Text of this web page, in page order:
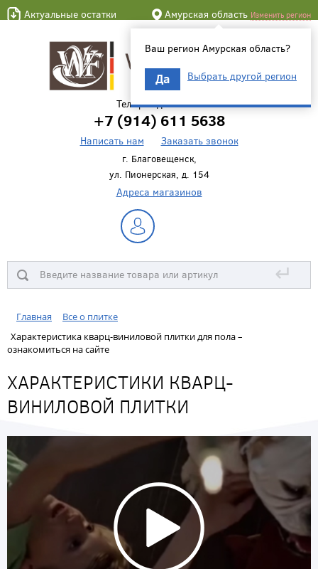
Актуальные остатки Амурская область Изменить регион
Ваш регион Амурская область?
Да Выбрать другой регион
Телефон для связи
+7 (914) 611 5638
Написать нам Заказать звонок
г. Благовещенск,
ул. Пионерская, д. 154
Адреса магазинов
↵
Главная
Все о плитке
Характеристика кварц-виниловой плитки для пола –
ознакомиться на сайте
ХАРАКТЕРИСТИКИ КВАРЦ-
ВИНИЛОВОЙ ПЛИТКИ